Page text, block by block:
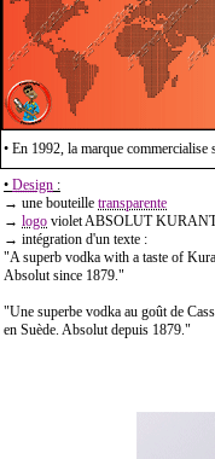
Description :
• En 1992, la marque commercialise
• Design :
→ une bouteille transparente
→ logo violet ABSOLUT
→ intégration d'un texte :
"A superb vodka with a taste of
Absolut since 1879."
"Une superbe vodka au goût de
en Suède. Absolut depuis 1879."